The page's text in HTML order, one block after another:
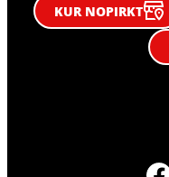
KUR NOPIRKT